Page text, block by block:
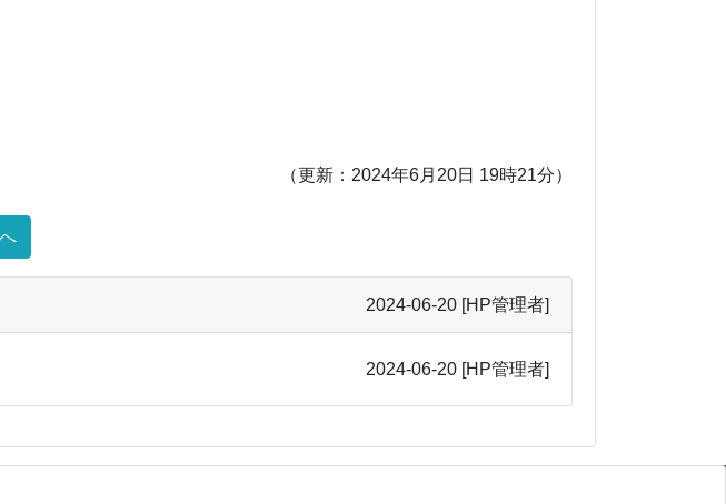
（更新：2024年6月20日 19時21分）
2024-06-20 [HP管理者]
2024-06-20 [HP管理者]